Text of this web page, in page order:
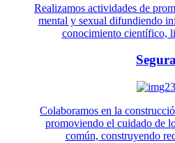
Realizamos actividades de
mental y sexual difundiendo
conocimiento científico,
Colaboramos en la
promoviendo el cuidado de
común, construyendo